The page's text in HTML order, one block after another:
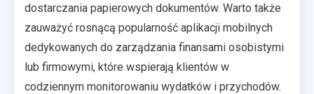
dostarczania papierowych dokumentów. Warto także
zauważyć rosnącą popularność aplikacji mobilnych
dedykowanych do zarządzania finansami osobistymi
lub firmowymi, które wspierają klientów w
codziennym monitorowaniu wydatków i przychodów.